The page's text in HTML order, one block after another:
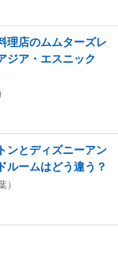
理店のムムターズレ
ジア・エスニック
ンとディズニーアン
ルームはどう違う？
）